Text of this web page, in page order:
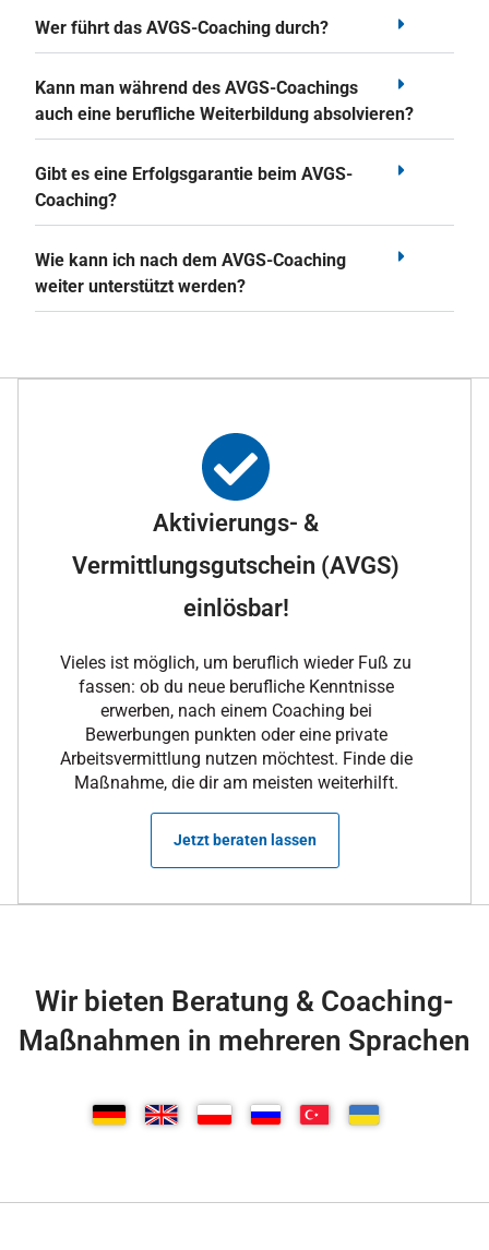
Wer führt das AVGS-Coaching durch?
Kann man während des AVGS-Coachings
auch eine berufliche Weiterbildung absolvieren?
Gibt es eine Erfolgsgarantie beim AVGS-
Coaching?
Wie kann ich nach dem AVGS-Coaching
weiter unterstützt werden?
Aktivierungs- &
Vermittlungsgutschein (AVGS)
einlösbar!
Vieles ist möglich, um beruflich wieder Fuß zu
fassen: ob du neue berufliche Kenntnisse
erwerben, nach einem Coaching bei
Bewerbungen punkten oder eine private
Arbeitsvermittlung nutzen möchtest. Finde die
Maßnahme, die dir am meisten weiterhilft.
Jetzt beraten lassen
Wir bieten Beratung & Coaching-
Maßnahmen in mehreren Sprachen